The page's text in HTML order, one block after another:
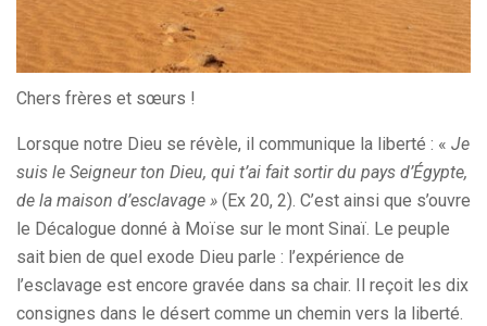
Chers frères et sœurs !
Lorsque notre Dieu se révèle, il communique la liberté : « Je
suis le Seigneur ton Dieu, qui t’ai fait sortir du pays d’Égypte,
de la maison d’esclavage » (Ex 20, 2). C’est ainsi que s’ouvre
le Décalogue donné à Moïse sur le mont Sinaï. Le peuple
sait bien de quel exode Dieu parle : l’expérience de
l’esclavage est encore gravée dans sa chair. Il reçoit les dix
consignes dans le désert comme un chemin vers la liberté.